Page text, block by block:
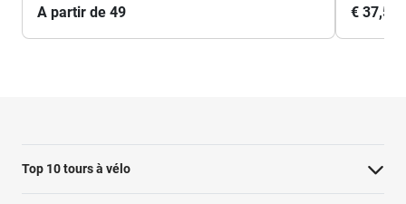
A partir de 49
€ 37,50
Top 10 tours à vélo